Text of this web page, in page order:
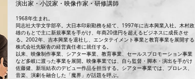
演出家・小説家・映像作家・研修講師
1968年生まれ。
同志社大学文学部卒。大日本印刷勤務を経て、1997年に吉本興業入社。木村政
雄のもとで主に新規事業を手がけ、年商20億円を超えるビジネスに成長させ
る。2002年、吉本興業を退社し、エンタテイメント事業と教育事業を展開する
株式会社先駆舎の経営責任者に就任する。
以来、映像制作事業、シアター事業、教育事業、セールスプロモーション事業
など多岐に渡った事業を展開。映像事業では、自ら監督・脚本・演出を手がけ
佐藤健、新垣結衣のデビュー作品を担当する。シアター事業では、プロレス、
音楽、演劇を融合した「魔界」が話題を呼ぶ。